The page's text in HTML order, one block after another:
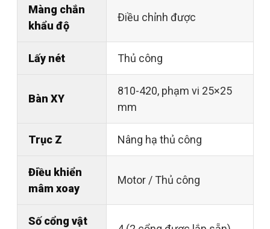
Màng chắn
khẩu độ
Điều chỉnh được
Lấy nét Thủ công
Bàn XY
810-420, phạm vi 25×25
mm
Trục Z Nâng hạ thủ công
Điều khiển
mâm xoay
Motor / Thủ công
Số cổng vật